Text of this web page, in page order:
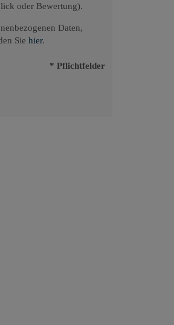
oder Bewertung).
Daten,
Sie hier.
* Pflichtfelder